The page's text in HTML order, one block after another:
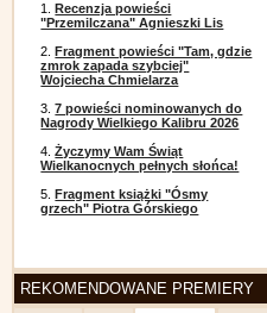
1.Recenzja powieści
"Przemilczana" Agnieszki Lis
2.Fragment powieści "Tam, gdzie
zmrok zapada szybciej"
Wojciecha Chmielarza
3.7 powieści nominowanych do
Nagrody Wielkiego Kalibru 2026
4.Życzymy Wam Świąt
Wielkanocnych pełnych słońca!
5.Fragment książki "Ósmy
grzech" Piotra Górskiego
REKOMENDOWANE PREMIERY